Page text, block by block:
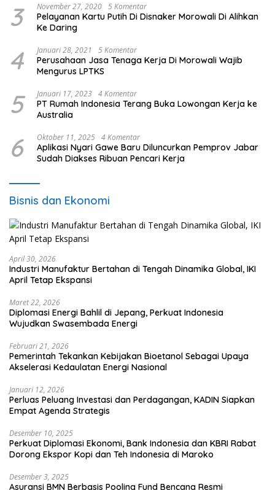
3 November 27, 2020 5 Komentar
Pelayanan Kartu Putih Di Disnaker Morowali Di Alihkan
Ke Daring
4 Januari 28, 2021 5 Komentar
Perusahaan Jasa Tenaga Kerja Di Morowali Wajib
Mengurus LPTKS
5 Januari 17, 2023 4 Komentar
PT Rumah Indonesia Terang Buka Lowongan Kerja ke
Australia
6 Oktober 11, 2025 4 Komentar
Aplikasi Nyari Gawe Baru Diluncurkan Pemprov Jabar
Sudah Diakses Ribuan Pencari Kerja
Bisnis dan Ekonomi
April 30, 2026
Industri Manufaktur Bertahan di Tengah Dinamika Global, IKI
April Tetap Ekspansi
Maret 22, 2026
Diplomasi Energi Bahlil di Jepang, Perkuat Indonesia
Wujudkan Swasembada Energi
Februari 21, 2026
Pemerintah Tekankan Kebijakan Bioetanol Sebagai Upaya
Akselerasi Kedaulatan Energi Nasional
Januari 12, 2026
Perluas Peluang Investasi dan Perdagangan, KADIN Siapkan
Empat Agenda Strategis
Desember 10, 2025
Perkuat Diplomasi Ekonomi, Bank Indonesia dan KBRI Rabat
Dorong Ekspor Kopi dan Teh Indonesia di Maroko
Desember 3, 2025
Asuransi BMN Berbasis Pooling Fund Bencana Resmi